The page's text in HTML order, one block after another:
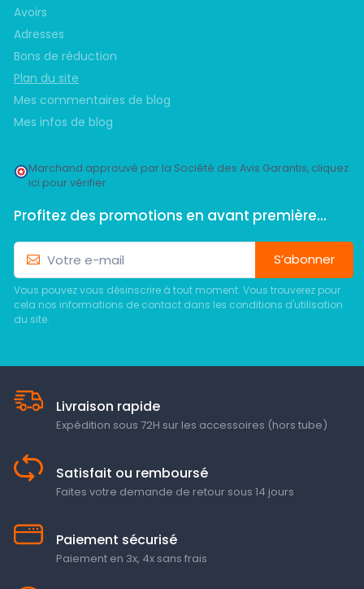
Avoirs
Adresses
Bons de réduction
Plan du site
Mes commentaires de blog
Mes infos de blog
Marchand approuvé par la Société des Avis Garantis, cliquez
ici pour vérifier.
Profitez des promotions en avant première...
S’abonner
Vous pouvez vous désinscrire à tout moment. Vous trouverez pour
cela nos informations de contact dans les conditions d'utilisation
du site.
Livraison rapide
Expédition sous 72H sur les accessoires (hors tube)
Satisfait ou remboursé
Faites votre demande de retour sous 14 jours
Paiement sécurisé
Paiement en 3x, 4x sans frais